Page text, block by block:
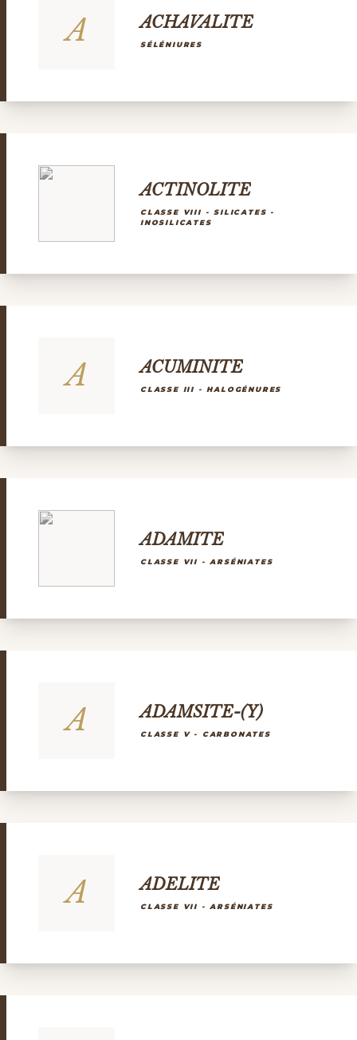
A ACHAVALITE
SÉLÉNIURES
ACTINOLITE
CLASSE VIII - SILICATES -
INOSILICATES
A ACUMINITE
CLASSE III - HALOGÉNURES
ADAMITE
CLASSE VII - ARSÉNIATES
A ADAMSITE-(Y)
CLASSE V - CARBONATES
A ADELITE
CLASSE VII - ARSÉNIATES